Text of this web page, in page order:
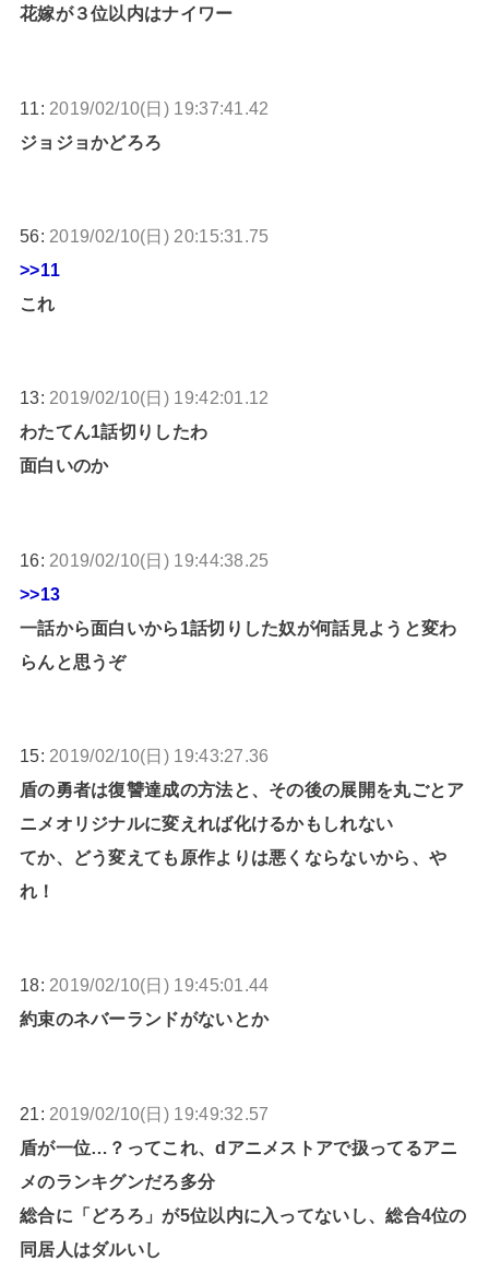
花嫁が３位以内はナイワー
11: 2019/02/10(日) 19:37:41.42
ジョジョかどろろ
56: 2019/02/10(日) 20:15:31.75
>>11
これ
13: 2019/02/10(日) 19:42:01.12
わたてん1話切りしたわ
面白いのか
16: 2019/02/10(日) 19:44:38.25
>>13
一話から面白いから1話切りした奴が何話見ようと変わ
らんと思うぞ
15: 2019/02/10(日) 19:43:27.36
盾の勇者は復讐達成の方法と、その後の展開を丸ごとア
ニメオリジナルに変えれば化けるかもしれない
てか、どう変えても原作よりは悪くならないから、や
れ！
18: 2019/02/10(日) 19:45:01.44
約束のネバーランドがないとか
21: 2019/02/10(日) 19:49:32.57
盾が一位…？ってこれ、dアニメストアで扱ってるアニ
メのランキグンだろ多分
総合に「どろろ」が5位以内に入ってないし、総合4位の
同居人はダルいし